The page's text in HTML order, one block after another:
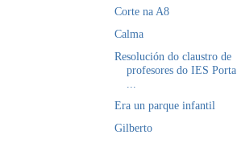
Corte na A8
Calma
Resolución do claustro de
profesores do IES Porta
Era un parque infantil
Gilberto